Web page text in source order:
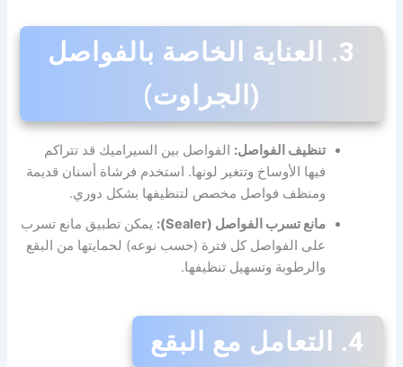
3. العناية الخاصة بالفواصل
(الجراوت)
تنظيف الفواصل: الفواصل بين السيراميك قد تتراكم
فيها الأوساخ وتتغير لونها. استخدم فرشاة أسنان قديمة
ومنظف فواصل مخصص لتنظيفها بشكل دوري.
مانع تسرب الفواصل (Sealer):
يمكن تطبيق مانع تسرب
على الفواصل كل فترة (حسب نوعه) لحمايتها من البقع
والرطوبة وتسهيل تنظيفها.
4. التعامل مع البقع